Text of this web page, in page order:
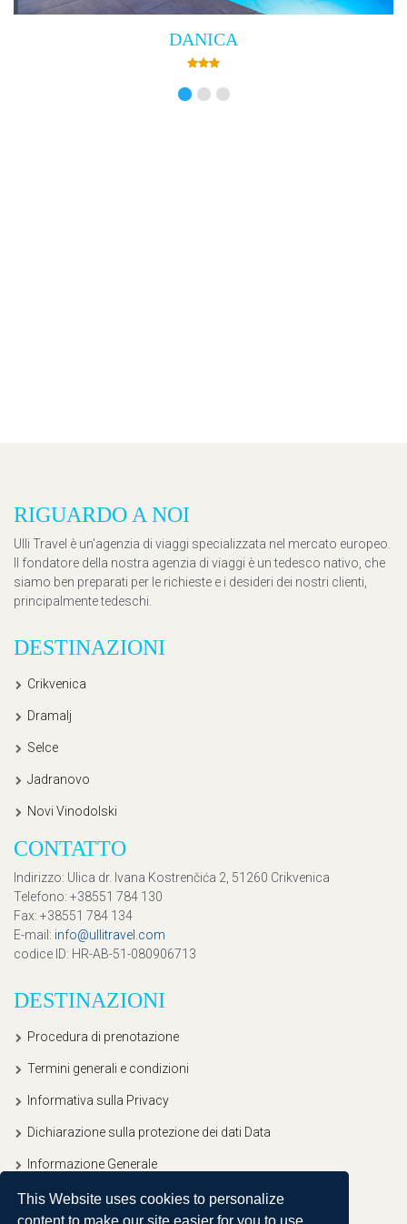
This Website uses cookies to personalize
content to make our site easier for you to use.
DANICA
RIGUARDO A NOI
Ulli Travel è un'agenzia di viaggi specializzata nel mercato europeo.
Il fondatore della nostra agenzia di viaggi è un tedesco nativo, che
siamo ben preparati per le richieste e i desideri dei nostri clienti,
principalmente tedeschi.
DESTINAZIONI
Crikvenica
Dramalj
Selce
Jadranovo
Novi Vinodolski
CONTATTO
Indirizzo: Ulica dr. Ivana Kostrenčića 2, 51260 Crikvenica
Telefono: +38551 784 130
Fax: +38551 784 134
E-mail : info@ullitravel.com
codice ID: HR-AB-51-080906713
DESTINAZIONI
Procedura di prenotazione
Termini generali e condizioni
Informativa sulla Privacy
Dichiarazione sulla protezione dei dati Data
Informazione Generale